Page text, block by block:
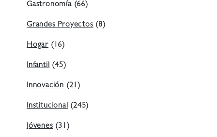
Gastronomía(66)
Grandes Proyectos (8)
Hogar (16)
Infantil (45)
Innovación (21)
Institucional (245)
Jóvenes (31)